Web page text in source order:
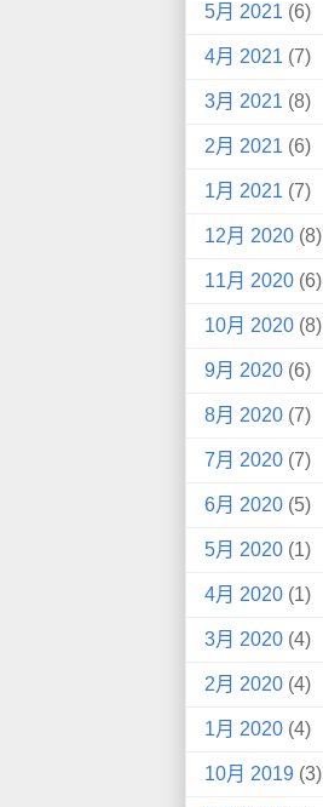
5月 2021 (6)
4月 2021 (7)
3月 2021 (8)
2月 2021 (6)
1月 2021 (7)
12月 2020 (8)
11月 2020 (6)
10月 2020 (8)
9月 2020 (6)
8月 2020 (7)
7月 2020 (7)
6月 2020 (5)
5月 2020 (1)
4月 2020 (1)
3月 2020 (4)
2月 2020 (4)
1月 2020 (4)
10月 2019 (3)